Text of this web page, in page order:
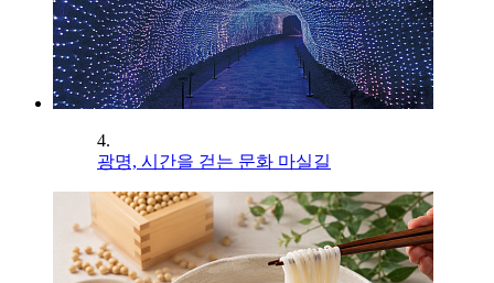
4.
광명, 시간을 걷는 문화 마실길